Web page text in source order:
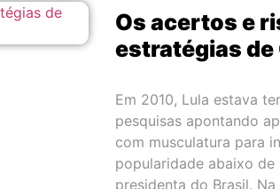
Os acertos e
estratégias de
Em 2010, Lula estava
pesquisas apontando
com musculatura para
popularidade abaixo
presidenta do Brasil.